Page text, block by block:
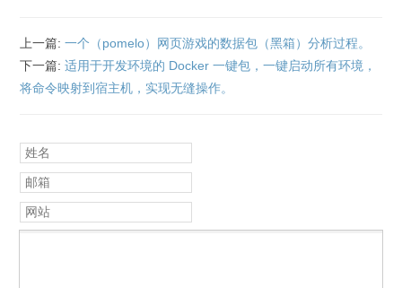
            templates[component_name] =
template;
        }
    /**
     * 字符串拆分为数组 如果不为空的话
     * @param {*} splitter
上一篇:一个（pomelo）网页游戏的数据包（黑箱）分析过程。
下一篇:适用于开发环境的 Docker 一键包，一键启动所有环境，
将命令映射到宿主机，实现无缝操作。
姓名
邮箱
网站